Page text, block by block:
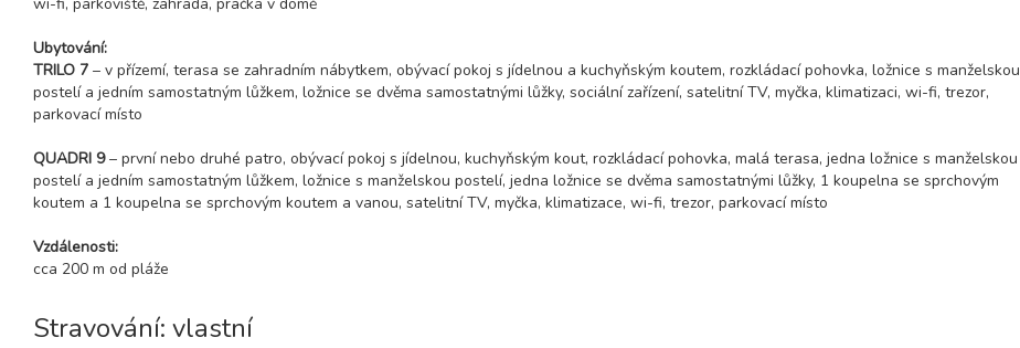
Ubytování:
TRILO 7 – v přízemí, terasa se zahradním nábytkem, obývací pokoj s jídelnou a kuchyňským koutem, rozkládací pohovka, ložnice s manželskou
postelí a jedním samostatným lůžkem, ložnice se dvěma samostatnými lůžky, sociální zařízení, satelitní TV, myčka, klimatizaci, wi-fi, trezor,
parkovací místo
QUADRI 9– první nebo druhé patro, obývací pokoj s jídelnou, kuchyňským kout, rozkládací pohovka, malá terasa, jedna ložnice s manželskou
postelí a jedním samostatným lůžkem, ložnice s manželskou postelí, jedna ložnice se dvěma samostatnými lůžky, 1 koupelna se sprchovým
koutem a 1 koupelna se sprchovým koutem a vanou, satelitní TV, myčka, klimatizace, wi-fi, trezor, parkovací místo
Vzdálenosti:
cca 200 m od pláže
Stravování: vlastní